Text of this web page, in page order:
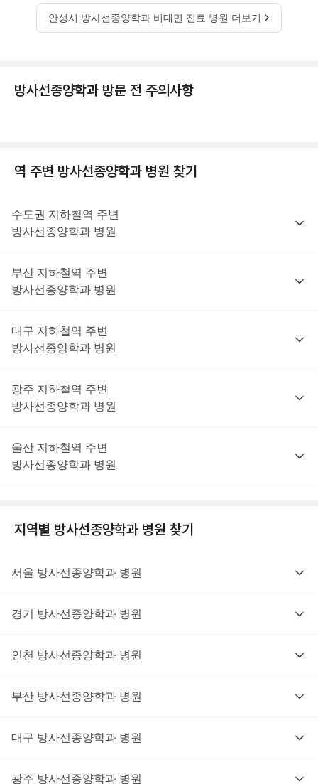
안성시 방사선종양학과 비대면 진료 병원 더보기
방사선종양학과 방문 전 주의사항
역 주변 방사선종양학과 병원 찾기
수도권 지하철역 주변
방사선종양학과 병원
부산 지하철역 주변
방사선종양학과 병원
대구 지하철역 주변
방사선종양학과 병원
광주 지하철역 주변
방사선종양학과 병원
울산 지하철역 주변
방사선종양학과 병원
지역별 방사선종양학과 병원 찾기
서울 방사선종양학과 병원
경기 방사선종양학과 병원
인천 방사선종양학과 병원
부산 방사선종양학과 병원
대구 방사선종양학과 병원
광주 방사선종양학과 병원